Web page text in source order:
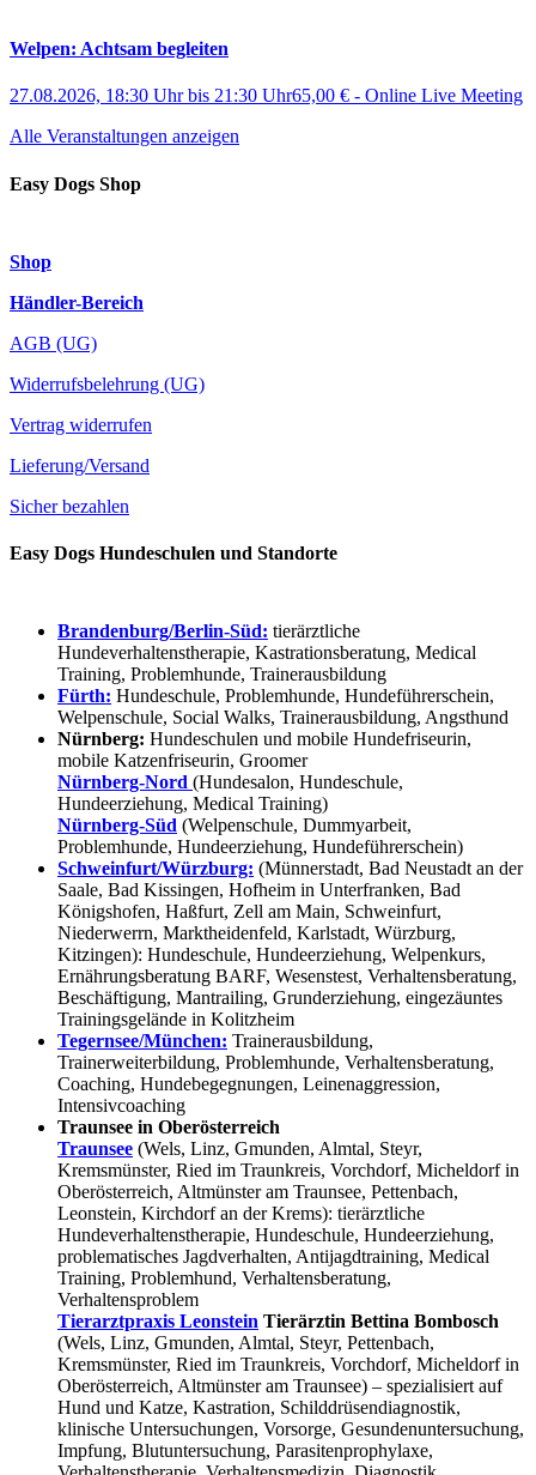
Welpen: Achtsam begleiten
27.08.2026, 18:30 Uhrbis 21:30 Uhr65,00 € - Online Live Meeting
Alle Veranstaltungen anzeigen
Easy Dogs Shop
Shop
Händler-Bereich
AGB (UG)
Widerrufsbelehrung (UG)
Vertrag widerrufen
Lieferung/Versand
Sicher bezahlen
Easy Dogs Hundeschulen und Standorte
Brandenburg/Berlin-Süd: tierärztliche
Hundeverhaltenstherapie, Kastrationsberatung, Medical
Training, Problemhunde, Trainerausbildung
Fürth: Hundeschule, Problemhunde, Hundeführerschein,
Welpenschule, Social Walks, Trainerausbildung, Angsthund
Nürnberg: Hundeschulen und mobile Hundefriseurin,
mobile Katzenfriseurin, Groomer
Nürnberg-Nord (Hundesalon, Hundeschule,
Hundeerziehung, Medical Training)
Nürnberg-Süd (Welpenschule, Dummyarbeit,
Problemhunde, Hundeerziehung, Hundeführerschein)
Schweinfurt/Würzburg: (Münnerstadt, Bad Neustadt an der
Saale, Bad Kissingen, Hofheim in Unterfranken, Bad
Königshofen, Haßfurt, Zell am Main, Schweinfurt,
Niederwerrn, Marktheidenfeld, Karlstadt, Würzburg,
Kitzingen): Hundeschule, Hundeerziehung, Welpenkurs,
Ernährungsberatung BARF, Wesenstest, Verhaltensberatung,
Beschäftigung, Mantrailing, Grunderziehung, eingezäuntes
Trainingsgelände in Kolitzheim
Tegernsee/München: Trainerausbildung,
Trainerweiterbildung, Problemhunde, Verhaltensberatung,
Coaching, Hundebegegnungen, Leinenaggression,
Intensivcoaching
Traunsee in Oberösterreich
Traunsee (Wels, Linz, Gmunden, Almtal, Steyr,
Kremsmünster, Ried im Traunkreis, Vorchdorf, Micheldorf in
Oberösterreich, Altmünster am Traunsee, Pettenbach,
Leonstein, Kirchdorf an der Krems): tierärztliche
Hundeverhaltenstherapie, Hundeschule, Hundeerziehung,
problematisches Jagdverhalten, Antijagdtraining, Medical
Training, Problemhund, Verhaltensberatung,
Verhaltensproblem
Tierarztpraxis Leonstein Tierärztin Bettina Bombosch
(Wels, Linz, Gmunden, Almtal, Steyr, Pettenbach,
Kremsmünster, Ried im Traunkreis, Vorchdorf, Micheldorf in
Oberösterreich, Altmünster am Traunsee) – spezialisiert auf
Hund und Katze, Kastration, Schilddrüsendiagnostik,
klinische Untersuchungen, Vorsorge, Gesundenuntersuchung,
Impfung, Blutuntersuchung, Parasitenprophylaxe,